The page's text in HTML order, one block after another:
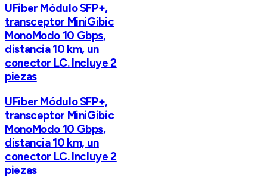
UFiber Módulo SFP+,
transceptor MiniGibic
MonoModo 10 Gbps,
distancia 10 km, un
conector LC. Incluye 2
piezas
UFiber Módulo SFP+,
transceptor MiniGibic
MonoModo 10 Gbps,
distancia 10 km, un
conector LC. Incluye 2
piezas